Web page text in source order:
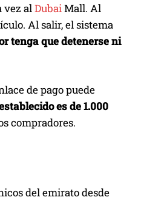
vez alDubaiMall. Al
Al salir, el sistema
tenga que detenerse ni
de pago puede
es de 1.000
compradores.
del emirato desde